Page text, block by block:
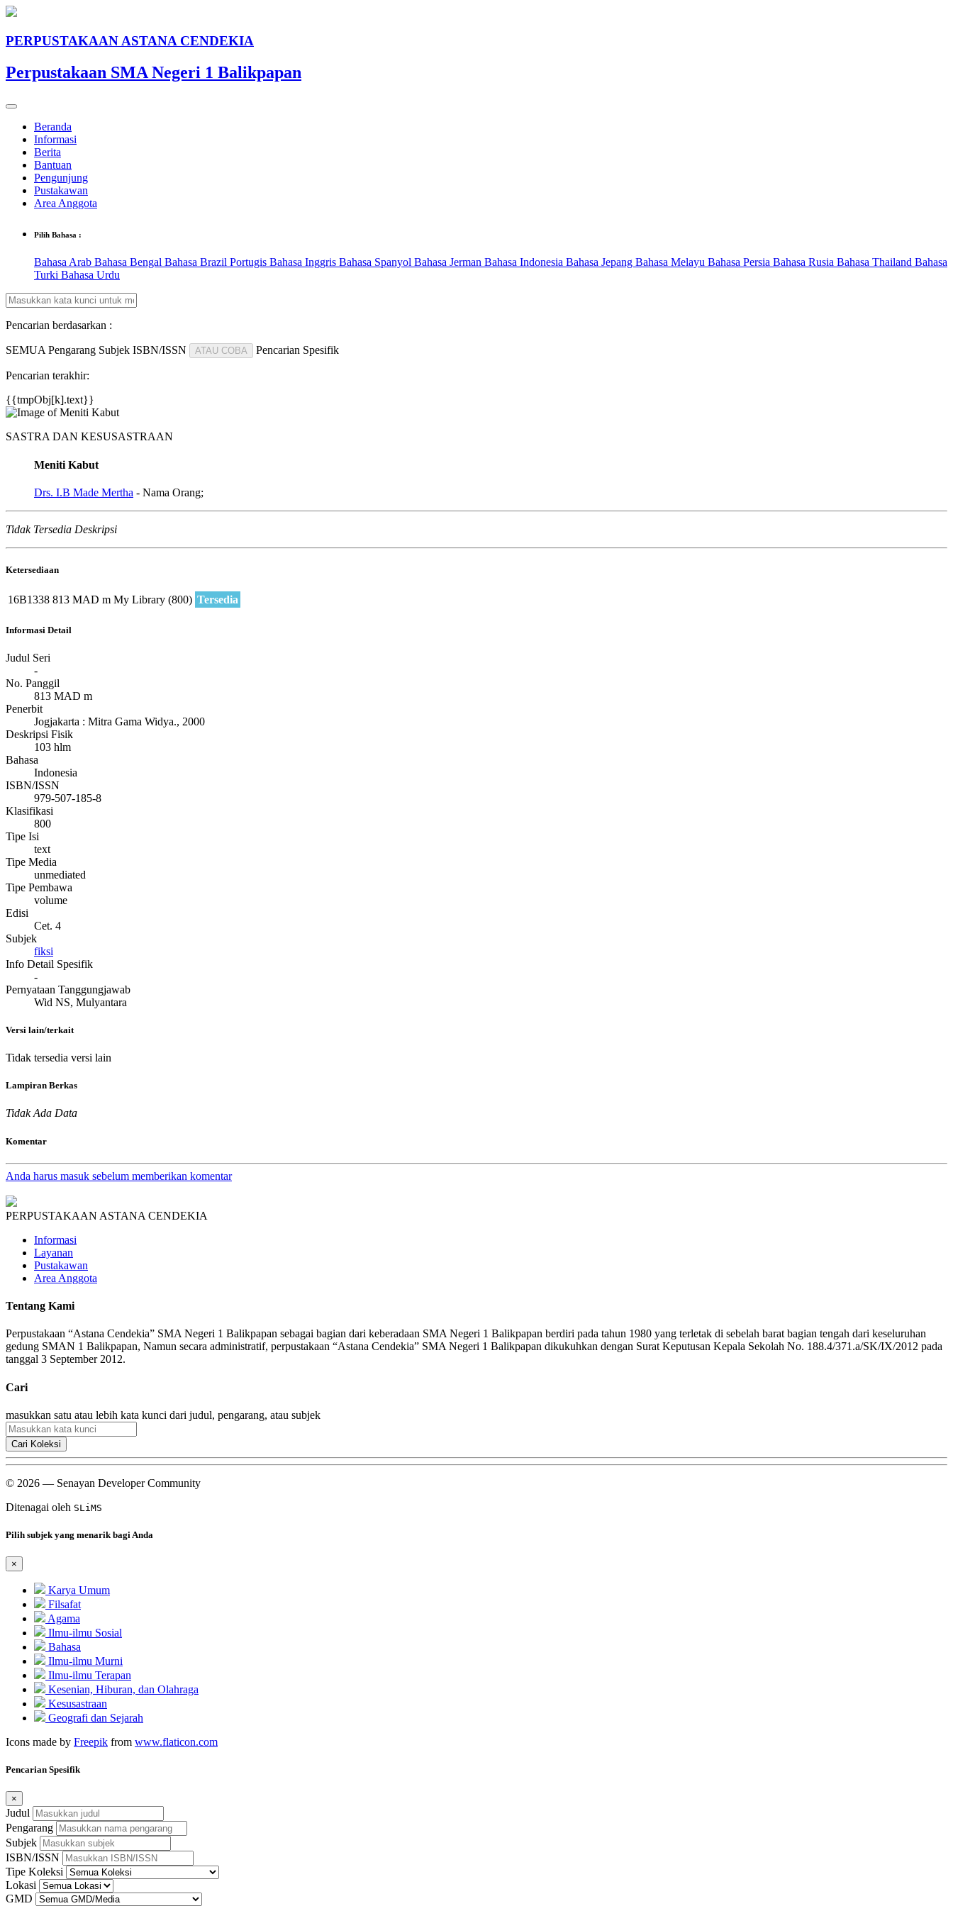
PERPUSTAKAAN ASTANA CENDEKIA
Perpustakaan SMA Negeri 1 Balikpapan
Beranda
Informasi
Berita
Bantuan
Pengunjung
Pustakawan
Area Anggota
Pilih Bahasa :
Bahasa Arab Bahasa Bengal Bahasa Brazil Portugis Bahasa Inggris Bahasa Spanyol Bahasa Jerman Bahasa Indonesia Bahasa Jepang Bahasa Melayu Bahasa Persia Bahasa Rusia Bahasa Thailand Bahasa
Turki Bahasa Urdu
Pencarian berdasarkan :
SEMUA Pengarang Subjek ISBN/ISSN ATAU COBA Pencarian Spesifik
Pencarian terakhir:
{{tmpObj[k].text}}
SASTRA DAN KESUSASTRAAN
Meniti Kabut
Drs. I.B Made Mertha - Nama Orang;
Tidak Tersedia Deskripsi
Ketersediaan
16B1338 813 MAD m My Library (800) Tersedia
Informasi Detail
Judul Seri
-
No. Panggil
813 MAD m
Penerbit
Jogjakarta : Mitra Gama Widya., 2000
Deskripsi Fisik
103 hlm
Bahasa
Indonesia
ISBN/ISSN
979-507-185-8
Klasifikasi
800
Tipe Isi
text
Tipe Media
unmediated
Tipe Pembawa
volume
Edisi
Cet. 4
Subjek
fiksi
Info Detail Spesifik
-
Pernyataan Tanggungjawab
Wid NS, Mulyantara
Versi lain/terkait
Tidak tersedia versi lain
Lampiran Berkas
Tidak Ada Data
Komentar
Anda harus masuk sebelum memberikan komentar
PERPUSTAKAAN ASTANA CENDEKIA
Informasi
Layanan
Pustakawan
Area Anggota
Tentang Kami
Perpustakaan “Astana Cendekia” SMA Negeri 1 Balikpapan sebagai bagian dari keberadaan SMA Negeri 1 Balikpapan berdiri pada tahun 1980 yang terletak di sebelah barat bagian tengah dari keseluruhan
gedung SMAN 1 Balikpapan, Namun secara administratif, perpustakaan “Astana Cendekia” SMA Negeri 1 Balikpapan dikukuhkan dengan Surat Keputusan Kepala Sekolah No. 188.4/371.a/SK/IX/2012 pada
tanggal 3 September 2012.
Cari
masukkan satu atau lebih kata kunci dari judul, pengarang, atau subjek
Cari Koleksi
© 2026 — Senayan Developer Community
Ditenagai oleh SLiMS
Pilih subjek yang menarik bagi Anda
×
Karya Umum
Filsafat
Agama
Ilmu-ilmu Sosial
Bahasa
Ilmu-ilmu Murni
Ilmu-ilmu Terapan
Kesenian, Hiburan, dan Olahraga
Kesusastraan
Geografi dan Sejarah
Icons made by Freepik from www.flaticon.com
Pencarian Spesifik
×
Judul
Pengarang
Subjek
ISBN/ISSN
Tipe Koleksi
Lokasi
GMD